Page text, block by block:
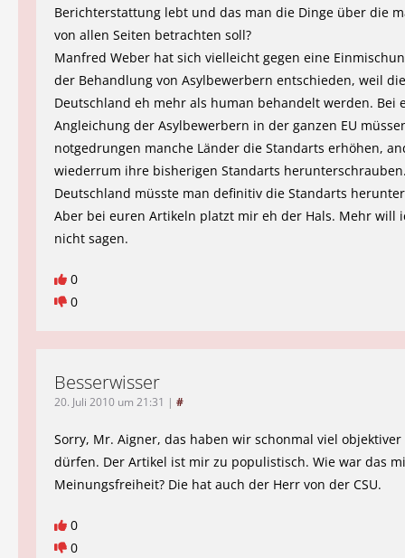
Berichterstattung lebt und das man die Dinge über die
von allen Seiten betrachten soll?
Manfred Weber hat sich vielleicht gegen eine
der Behandlung von Asylbewerbern entschieden, weil
Deutschland eh mehr als human behandelt werden. Bei
Angleichung der Asylbewerbern in der ganzen EU
notgedrungen manche Länder die Standarts erhöhen,
wiederrum ihre bisherigen Standarts
Deutschland müsste man definitiv die Standarts
Aber bei euren Artikeln platzt mir eh der Hals. Mehr will
nicht sagen.
0
0
Besserwisser
20. Juli 2010 um 21:31 | #
Sorry, Mr. Aigner, das haben wir schonmal viel objektiver
dürfen. Der Artikel ist mir zu populistisch. Wie war das
Meinungsfreiheit? Die hat auch der Herr von der CSU.
0
0